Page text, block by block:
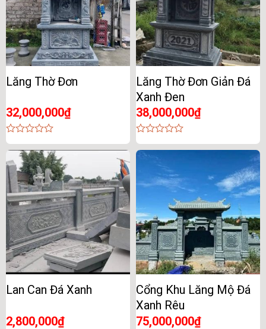
Lăng Thờ Đơn
32,000,000₫
0
out
of
5
Lăng Thờ Đơn Giản Đá
Xanh Đen
38,000,000₫
0
out
Lan Can Đá Xanh
2,800,000₫
Cổng Khu Lăng Mộ Đá
Xanh Rêu
75,000,000₫